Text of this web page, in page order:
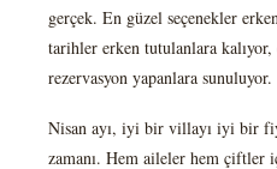
gerçek. En güzel seçenekler
tarihler erken tutulanlara
rezervasyon yapanlara sunuluyor.
Nisan ayı, iyi bir villayı iyi bir
zamanı. Hem aileler hem çiftler